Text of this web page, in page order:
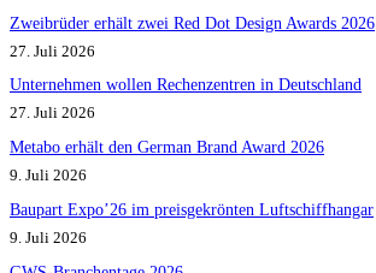
Zweibrüder erhält zwei Red Dot Design Awards 2026
27. Juli 2026
Unternehmen wollen Rechenzentren in Deutschland
27. Juli 2026
Metabo erhält den German Brand Award 2026
9. Juli 2026
Baupart Expo’26 im preisgekrönten Luftschiffhangar
9. Juli 2026